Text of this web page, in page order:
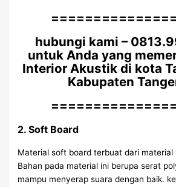
hubungi kami –
untuk Anda yang
Interior Akustik di kota
Kabupaten
2. Soft Board
Material soft board terbuat dari material
Bahan pada material ini berupa serat
mampu menyerap suara dengan baik.